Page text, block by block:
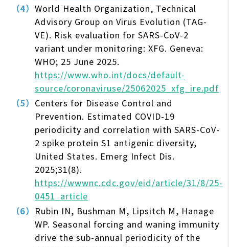
World Health Organization, Technical
Advisory Group on Virus Evolution (TAG-
VE). Risk evaluation for SARS-CoV-2
variant under monitoring: XFG. Geneva:
WHO; 25 June 2025.
https://www.who.int/docs/default-
source/coronaviruse/25062025_xfg_ire.pdf
Centers for Disease Control and
Prevention. Estimated COVID-19
periodicity and correlation with SARS-CoV-
2 spike protein S1 antigenic diversity,
United States. Emerg Infect Dis.
2025;31(8).
https://wwwnc.cdc.gov/eid/article/31/8/25-
0451_article
Rubin IN, Bushman M, Lipsitch M, Hanage
WP. Seasonal forcing and waning immunity
drive the sub-annual periodicity of the